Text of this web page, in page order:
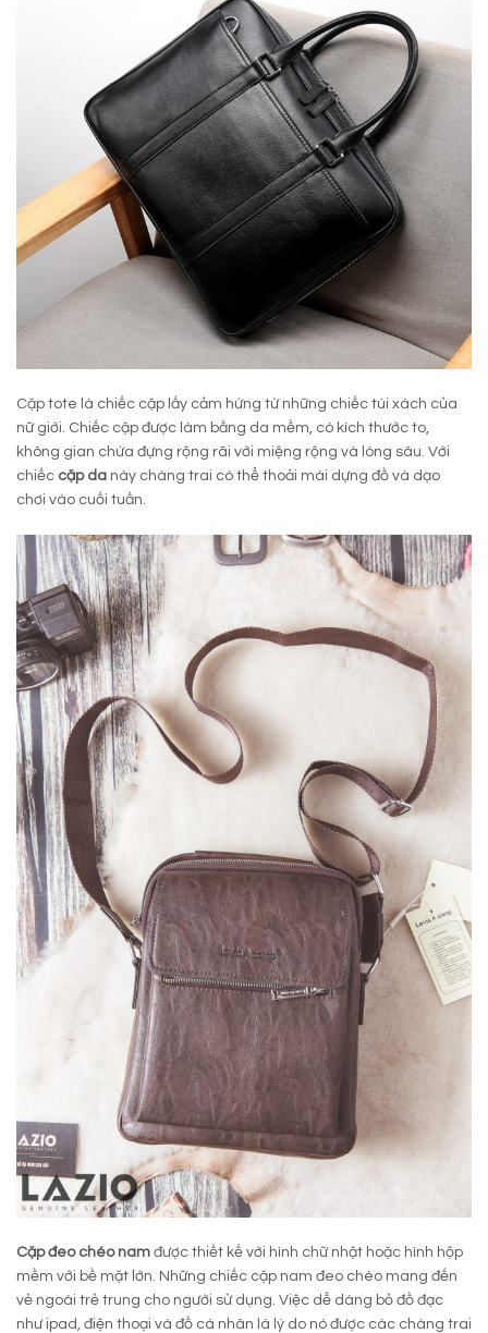
Cặp tote là chiếc cặp lấy cảm hứng từ những chiếc túi xách của
nữ giới. Chiếc cặp được làm bằng da mềm, có kích thước to,
không gian chứa đựng rộng rãi với miệng rộng và lòng sâu. Với
chiếc cặp da này chàng trai có thể thoải mái dựng đồ và dạo
chơi vào cuối tuần.
Cặp đeo chéo nam được thiết kế với hình chữ nhật hoặc hình hộp
mềm với bề mặt lớn. Những chiếc cặp nam đeo chéo mang đến
vẻ ngoài trẻ trung cho người sử dụng. Việc dễ dàng bỏ đồ đạc
như ipad, điện thoại và đồ cá nhân là lý do nó được các chàng trai